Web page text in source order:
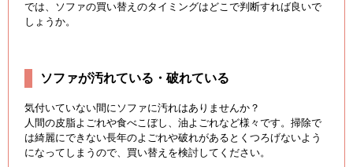
では、ソファの買い替えのタイミングはどこで判断すれば良いで
しょうか。
ソファが汚れている・破れている
気付いていない間にソファに汚れはありませんか？
人間の皮脂よごれや食べこぼし、油よごれなど様々です。掃除で
は綺麗にできない長年のよごれや破れがあるとくつろげないよう
になってしまうので、買い替えを検討してください。